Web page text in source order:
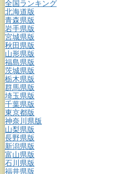
全国ランキング
北海道版
青森県版
岩手県版
宮城県版
秋田県版
山形県版
福島県版
茨城県版
栃木県版
群馬県版
埼玉県版
千葉県版
東京都版
神奈川県版
山梨県版
長野県版
新潟県版
富山県版
石川県版
福井県版